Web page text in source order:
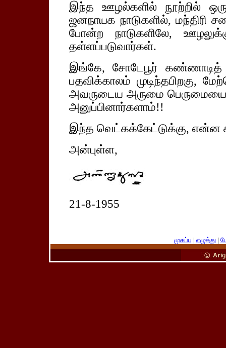
இந்த ஊழல்களில் நூற்றில்
ஜனநாயக நாடுகளில், மந்திரி
போன்ற நாடுகளிலே,
தள்ளப்படுவார்கள்.
இங்கே, சோடேபூர் கண்ணாடித்
பதவிக்காலம் முடிந்தபிறகு,
அவருடைய அருமை பெருமையைப்
அனுப்பினார்களாம்!!
இந்த வெட்கக்கேட்டுக்கு, என்ன
அன்புள்ள,
21-8-1955
முகப்பு | எழுத்து |